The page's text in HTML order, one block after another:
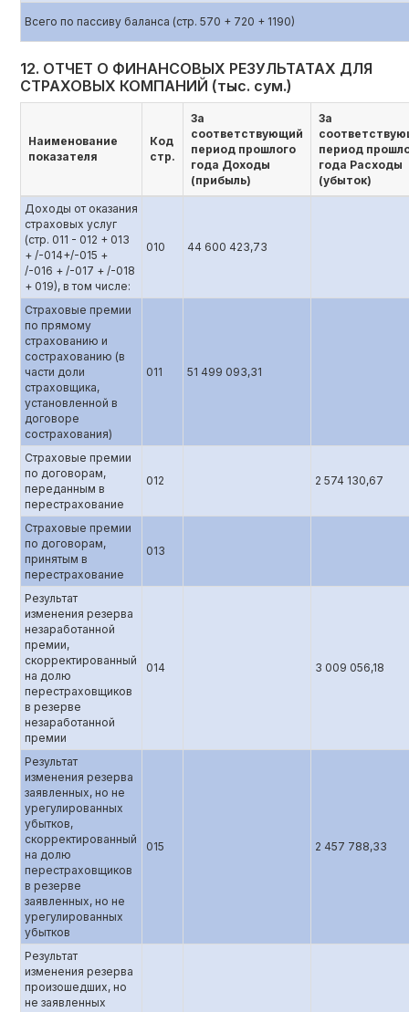
Всего по пассиву баланса (стр. 570 + 720 + 1190)
12. ОТЧЕТ О ФИНАНСОВЫХ РЕЗУЛЬТАТАХ ДЛЯ
СТРАХОВЫХ КОМПАНИЙ (тыс. сум.)
Наименование
показателя
Код
стр.
За
соответствующий
период прошлого
года Доходы
(прибыль)
За
период
года Расходы
(убыток)
Доходы от оказания
страховых услуг
(стр. 011 - 012 + 013
+ /-014+/-015 +
/-016 + /-017 + /-018
+ 019), в том числе:
010 44 600 423,73
Страховые премии
по прямому
страхованию и
сострахованию (в
части доли
страховщика,
установленной в
договоре
сострахования)
011 51 499 093,31
Страховые премии
по договорам,
переданным в
перестрахование
012 2 574 130,67
Страховые премии
по договорам,
принятым в
перестрахование
013
Результат
изменения резерва
незаработанной
премии,
скорректированный
на долю
перестраховщиков
в резерве
незаработанной
премии
014 3 009 056,18
Результат
изменения резерва
заявленных, но не
урегулированных
убытков,
скорректированный
на долю
перестраховщиков
в резерве
заявленных, но не
урегулированных
убытков
015 2 457 788,33
Результат
изменения резерва
произошедших, но
не заявленных